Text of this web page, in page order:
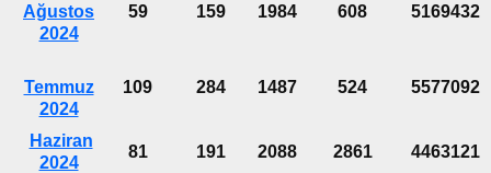
Ağustos
2024
59 159 1984 608 5169432
Temmuz
2024
109 284 1487 524 5577092
Haziran
2024
81 191 2088 2861 4463121